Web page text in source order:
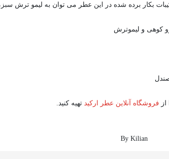
بکار برده شده در این عطر می توان به لیمو ترش
کوهی و لیموترش
فروشگاه آنلاین عطر ارکید تهیه کنید.
By Kilian